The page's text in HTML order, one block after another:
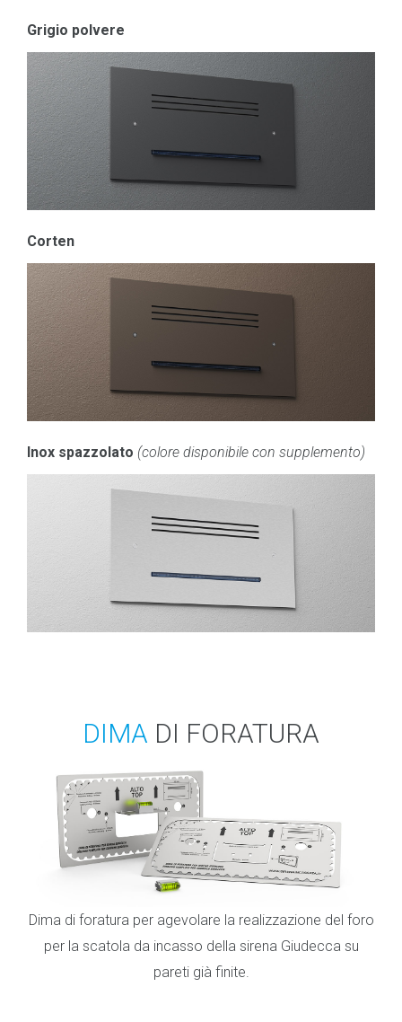
Grigio polvere
Corten
Inox spazzolato (colore disponibile con supplemento)
DIMA DI FORATURA
Dima di foratura per agevolare la realizzazione del foro
per la scatola da incasso della sirena Giudecca su
pareti già finite.